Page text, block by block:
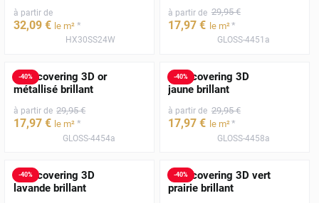
à partir de
32,09 € le m² *
HX30SS24W
à partir de 29,95 €
17,97 € le m²*
GLOSS-4451a
-40%
Film covering 3D or
métallisé brillant
à partir de 29,95 €
17,97 € le m² *
GLOSS-4454a
-40%
Film covering 3D
jaune brillant
à partir de 29,95 €
17,97 € le m²*
GLOSS-4458a
-40%
Film covering 3D
lavande brillant
-40%
Film covering 3D vert
prairie brillant